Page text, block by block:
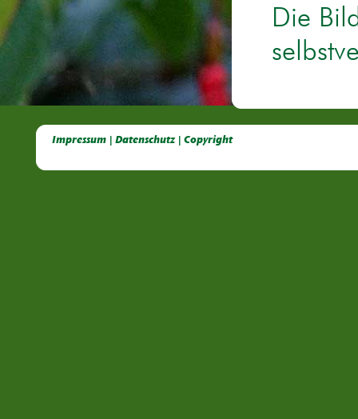
Die
Impressum | Datenschutz | Copyright